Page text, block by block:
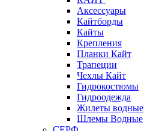
Аксессуары
Кайтборды
Кайты
Крепления
Планки Кайт
Трапеции
Чехлы Кайт
Гидрокостюмы
Гидроодежда
Жилеты водные
Шлемы Водные